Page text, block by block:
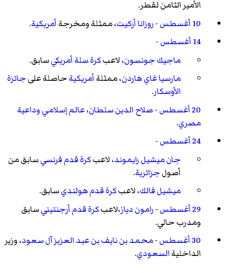
الأمير الثامن لقطر.
10 أغسطس
-روزانا أركيت، ممثلة ومخرجةأمريكية.
14 أغسطس
-
ماجيك جونسون، لاعبكرة سلةأمريكيسابق.
مارسيا غاي هاردن، ممثلةأمريكيةحاصلة علىجائزة
الأوسكار.
20 أغسطس
-صلاح الدين سلطان،عالم إسلامي وداعية
مصري.
24 أغسطس
-
جان ميشيل رايموند، لاعبكرة قدمفرنسيسابق من
أصولجزائرية.
ميشيل فالك، لاعبكرة قدمهولنديسابق.
29 أغسطس
-رامون دياز،لاعبكرة قدمأرجنتينيسابق
ومدرب حالي.
30 أغسطس
-محمد بن نايف بن عبد العزيز آل سعود، وزير
الداخليةالسعودي.